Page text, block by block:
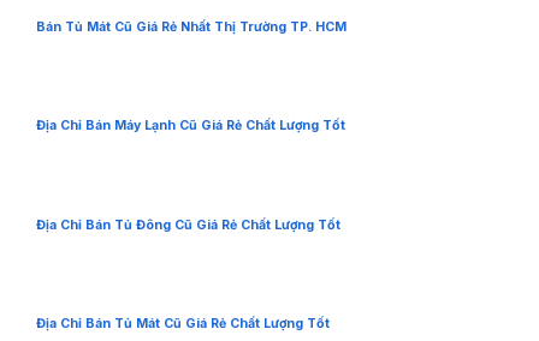
Bán Tủ Mát Cũ Giá Rẻ Nhất Thị Trường TP. HCM
Địa Chỉ Bán Máy Lạnh Cũ Giá Rẻ Chất Lượng Tốt
Địa Chỉ Bán Tủ Đông Cũ Giá Rẻ Chất Lượng Tốt
Địa Chỉ Bán Tủ Mát Cũ Giá Rẻ Chất Lượng Tốt